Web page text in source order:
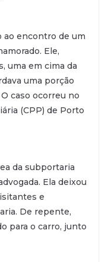
ao encontro de um
Ele,
uma em cima da
uma porção
caso ocorreu no
(CPP) de Porto
da subportaria
Ela deixou
e
De repente,
para o carro, junto